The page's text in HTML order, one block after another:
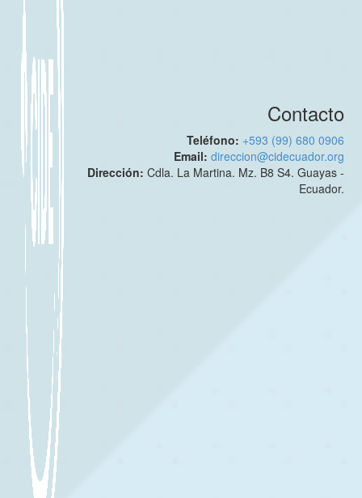
Contacto
Teléfono: +593 (99) 680 0906
Email:direccion@cidecuador.org
Dirección:Cdla. La Martina. Mz. B8 S4. Guayas -
Ecuador.